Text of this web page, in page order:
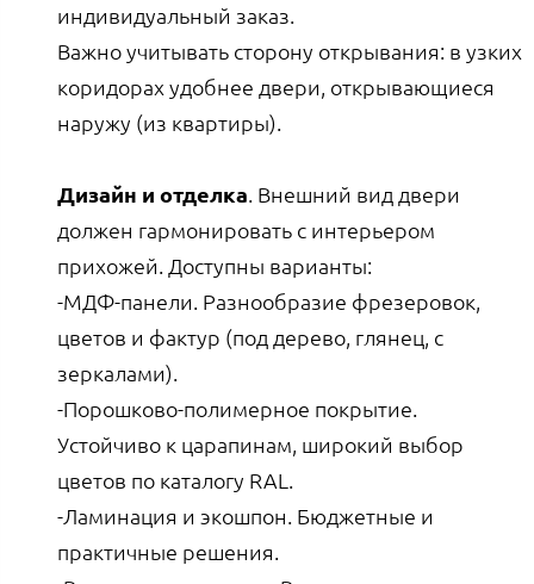
индивидуальный заказ.
Важно учитывать сторону открывания: в узких
коридорах удобнее двери, открывающиеся
наружу (из квартиры).
Дизайн и отделка. Внешний вид двери
должен гармонировать с интерьером
прихожей. Доступны варианты:
-МДФ-панели. Разнообразие фрезеровок,
цветов и фактур (под дерево, глянец, с
зеркалами).
-Порошково-полимерное покрытие.
Устойчиво к царапинам, широкий выбор
цветов по каталогу RAL.
-Ламинация и экошпон. Бюджетные и
практичные решения.